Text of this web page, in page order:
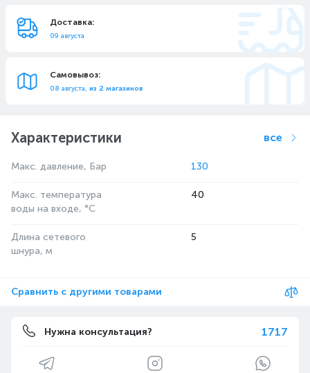
Доставка:
09 августа
Самовывоз:
08 августа, из 2 магазинов
Характеристики все
Макс. давление, Бар 130
Макс. температура
воды на входе, °C
40
Длина сетевого
шнура, м
5
Сравнить с другими товарами
Нужна консультация? 1717